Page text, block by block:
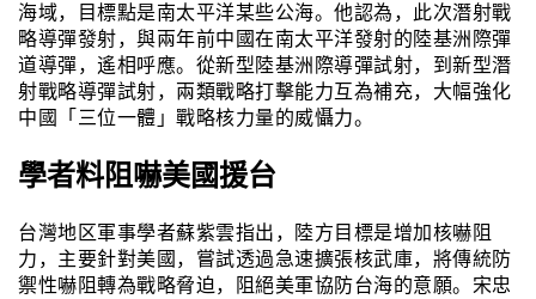
海域，目標點是南太平洋某些公海。他認為，此次潛射戰
略導彈發射，與兩年前中國在南太平洋發射的陸基洲際彈
道導彈，遙相呼應。從新型陸基洲際導彈試射，到新型潛
射戰略導彈試射，兩類戰略打擊能力互為補充，大幅強化
中國「三位一體」戰略核力量的威懾力。
學者料阻嚇美國援台
台灣地区軍事學者蘇紫雲指出，陸方目標是增加核嚇阻
力，主要針對美國，嘗試透過急速擴張核武庫，將傳統防
禦性嚇阻轉為戰略脅迫，阻絕美軍協防台海的意願。宋忠